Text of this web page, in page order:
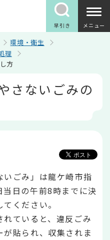
早引き メニュー
環境・衛生
理
方
さないごみの
いごみ」は龍ケ崎市指
日の午前8時までに決
ください。
ていると、違反ごみ
貼られ、収集されま